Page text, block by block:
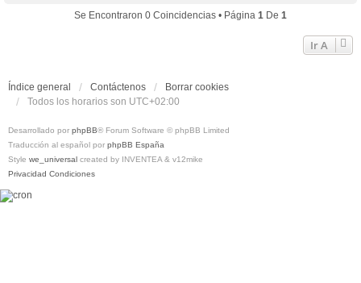
Se Encontraron 0 Coincidencias • Página 1 De 1
Ir A
Índice general Contáctenos
Borrar cookies
Todos los horarios son UTC+02:00
Desarrollado por phpBB® Forum Software © phpBB Limited
Traducción al español por phpBB España
Style we_universal created by INVENTEA & v12mike
Privacidad Condiciones